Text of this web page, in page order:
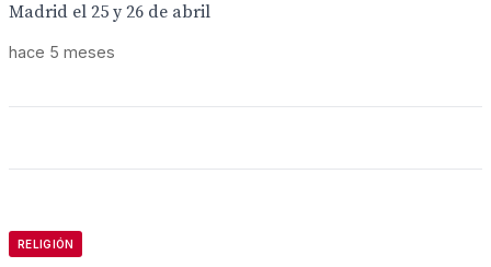
Madrid el 25 y 26 de abril
hace 5 meses
RELIGIÓN